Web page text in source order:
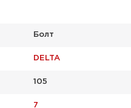
Болт
DELTA
105
7